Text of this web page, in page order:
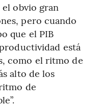
obvio gran
pero cuando
que el PIB
está
como el ritmo de
alto de los
de